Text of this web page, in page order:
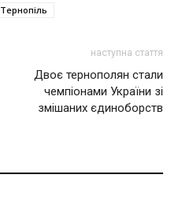
Тернопіль
наступна стаття
Двоє тернополян стали
чемпіонами України зі
змішаних єдиноборств